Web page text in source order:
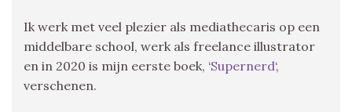
Ik werk met veel plezier als mediathecaris op een
middelbare school, werk als freelance illustrator
en in 2020 is mijn eerste boek, ‘Supernerd‘,
verschenen.